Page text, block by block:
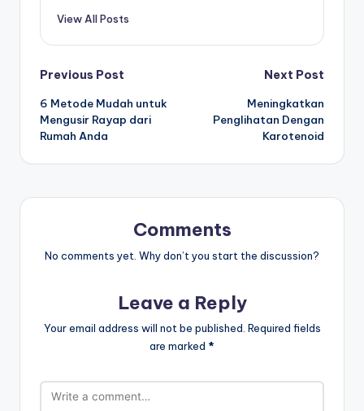
View All Posts
Post
navigation
Previous Post
6 Metode Mudah untuk
Mengusir Rayap dari
Rumah Anda
Next Post
Meningkatkan
Penglihatan Dengan
Karotenoid
Comments
No comments yet. Why don’t you start the discussion?
Leave a Reply
Your email address will not be published. Required fields
are marked *